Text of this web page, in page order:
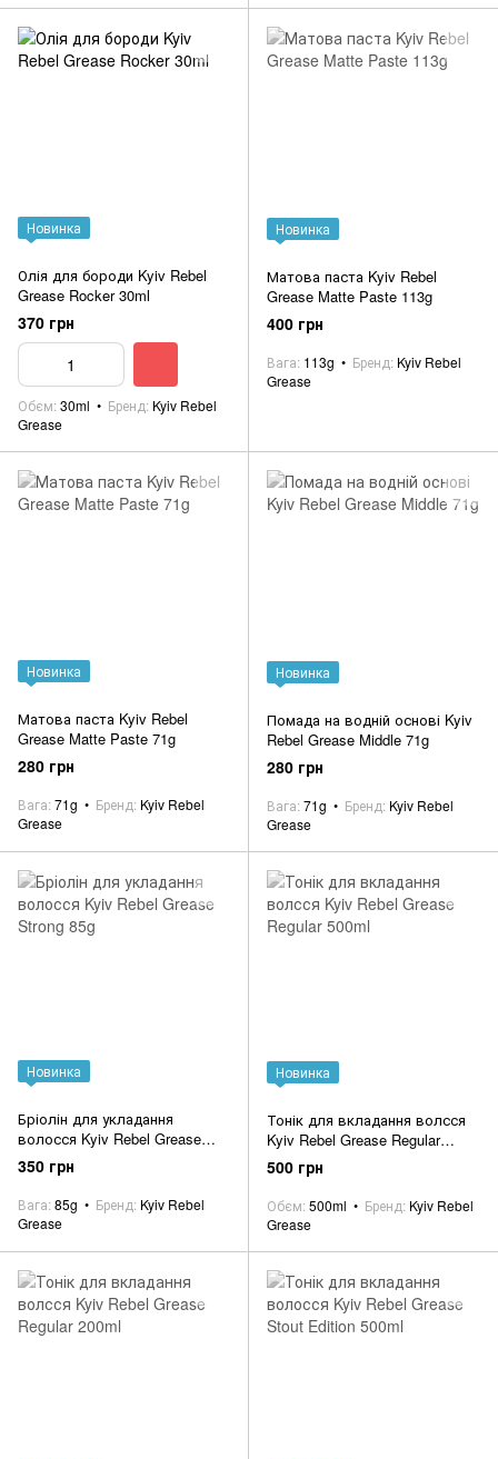
Новинка
Олія для бороди Kyiv Rebel
Grease Rocker 30ml
370 грн
Обєм 30ml Бренд Kyiv Rebel
Grease
Новинка
Матова паста Kyiv Rebel
Grease Matte Paste 113g
400 грн
Вага 113g Бренд Kyiv Rebel
Grease
Новинка
Матова паста Kyiv Rebel
Grease Matte Paste 71g
280 грн
Вага 71g Бренд Kyiv Rebel
Grease
Новинка
Помада на водній основі Kyiv
Rebel Grease Middle 71g
280 грн
Вага 71g Бренд Kyiv Rebel
Grease
Новинка
Бріолін для укладання
волосся Kyiv Rebel Grease
Strong 85g
350 грн
Вага 85g Бренд Kyiv Rebel
Grease
Новинка
Тонік для вкладання волсся
Kyiv Rebel Grease Regular
500ml
500 грн
Обєм 500ml Бренд Kyiv Rebel
Grease